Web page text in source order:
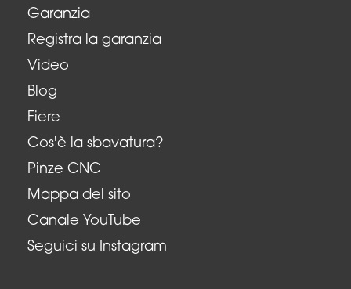
Garanzia
Registra la garanzia
Video
Blog
Fiere
Cos'è la sbavatura?
Pinze CNC
Mappa del sito
Canale YouTube
Seguici su Instagram